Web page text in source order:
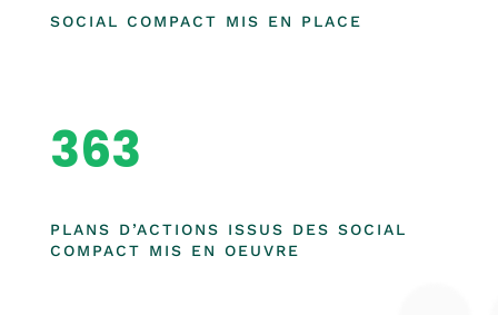
SOCIAL COMPACT MIS EN PLACE
363
PLANS D’ACTIONS ISSUS DES SOCIAL
COMPACT MIS EN OEUVRE